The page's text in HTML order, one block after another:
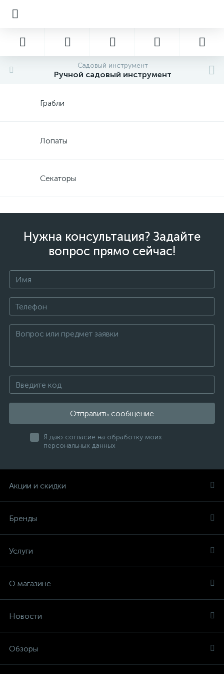
Садовый инструмент
Ручной садовый инструмент
Грабли
Лопаты
Секаторы
Нужна консультация? Задайте
вопрос прямо сейчас!
Отправить сообщение
Я даю согласие на обработку моих
персональных данных
Акции и скидки
Бренды
Услуги
О магазине
Новости
Обзоры